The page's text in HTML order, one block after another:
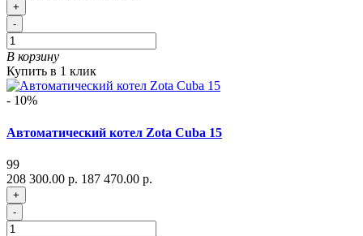
+
-
В корзину
Купить в 1 клик
- 10%
Автоматический котел Zota Cuba 15
99
208 300.00 р. 187 470.00 р.
+
-